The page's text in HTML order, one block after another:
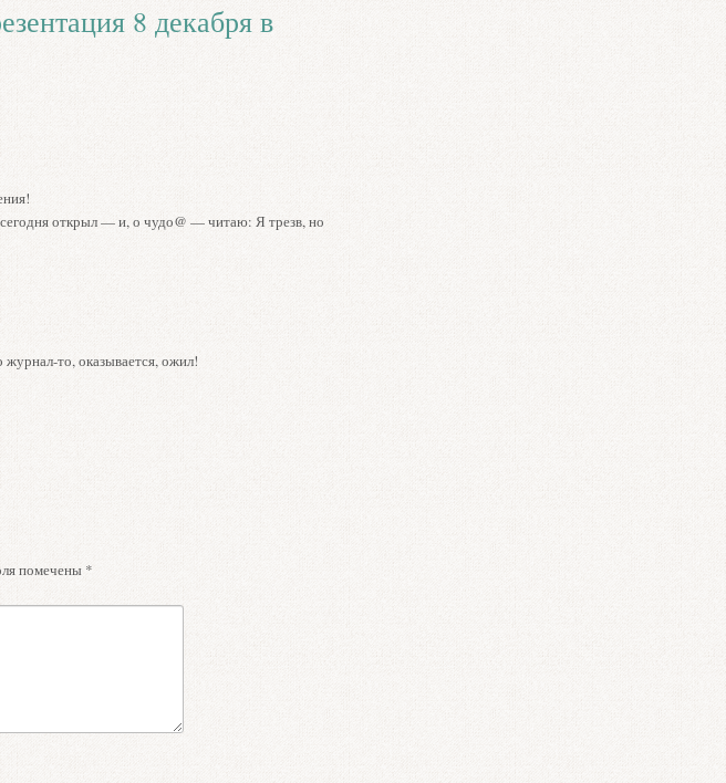
8 декабря в
открыл — и, о чудо@ — читаю: Я трезв, но
то, оказывается, ожил!
помечены *